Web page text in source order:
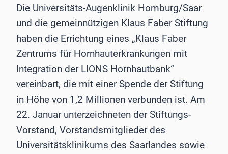
Die Universitäts-Augenklinik Homburg/Saar
und die gemeinnützigen Klaus Faber Stiftung
haben die Errichtung eines „Klaus Faber
Zentrums für Hornhauterkrankungen mit
Integration der LIONS Hornhautbank“
vereinbart, die mit einer Spende der Stiftung
in Höhe von 1,2 Millionen verbunden ist. Am
22. Januar unterzeichneten der Stiftungs-
Vorstand, Vorstandsmitglieder des
Universitätsklinikums des Saarlandes sowie